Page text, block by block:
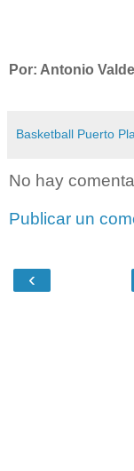
Por: Antonio
Basketball Puerto
No hay
Publicar un
‹